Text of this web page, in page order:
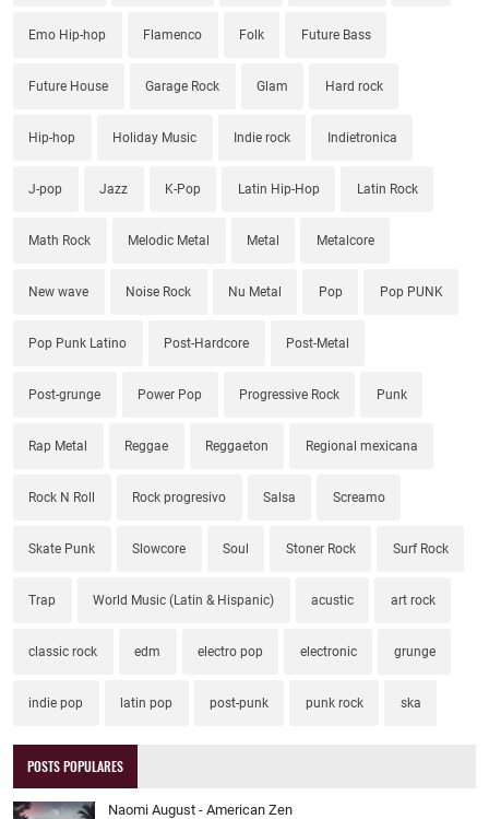
Emo Hip-hop Flamenco Folk Future Bass
Future House Garage Rock Glam Hard rock
Hip-hop Holiday Music Indie rock Indietronica
J-pop Jazz K-Pop Latin Hip-Hop Latin Rock
Math Rock Melodic Metal Metal Metalcore
New wave Noise Rock Nu Metal Pop Pop PUNK
Pop Punk Latino Post-Hardcore Post-Metal
Post-grunge Power Pop Progressive Rock Punk
Rap Metal Reggae Reggaeton Regional mexicana
Rock N Roll Rock progresivo Salsa Screamo
Skate Punk Slowcore Soul Stoner Rock Surf Rock
Trap World Music (Latin & Hispanic) acustic art rock
classic rock edm electro pop electronic grunge
indie pop latin pop post-punk punk rock ska
POSTS POPULARES
Naomi August - American Zen